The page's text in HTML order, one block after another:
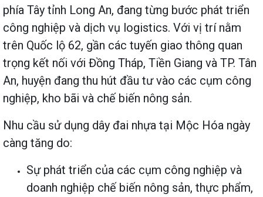
phía Tây tỉnh Long An, đang từng bước phát triển
công nghiệp và dịch vụ logistics. Với vị trí nằm
trên Quốc lộ 62, gần các tuyến giao thông quan
trọng kết nối với Đồng Tháp, Tiền Giang và TP. Tân
An, huyện đang thu hút đầu tư vào các cụm công
nghiệp, kho bãi và chế biến nông sản.
Nhu cầu sử dụng dây đai nhựa tại Mộc Hóa ngày
càng tăng do:
Sự phát triển của các cụm công nghiệp và
doanh nghiệp chế biến nông sản, thực phẩm,